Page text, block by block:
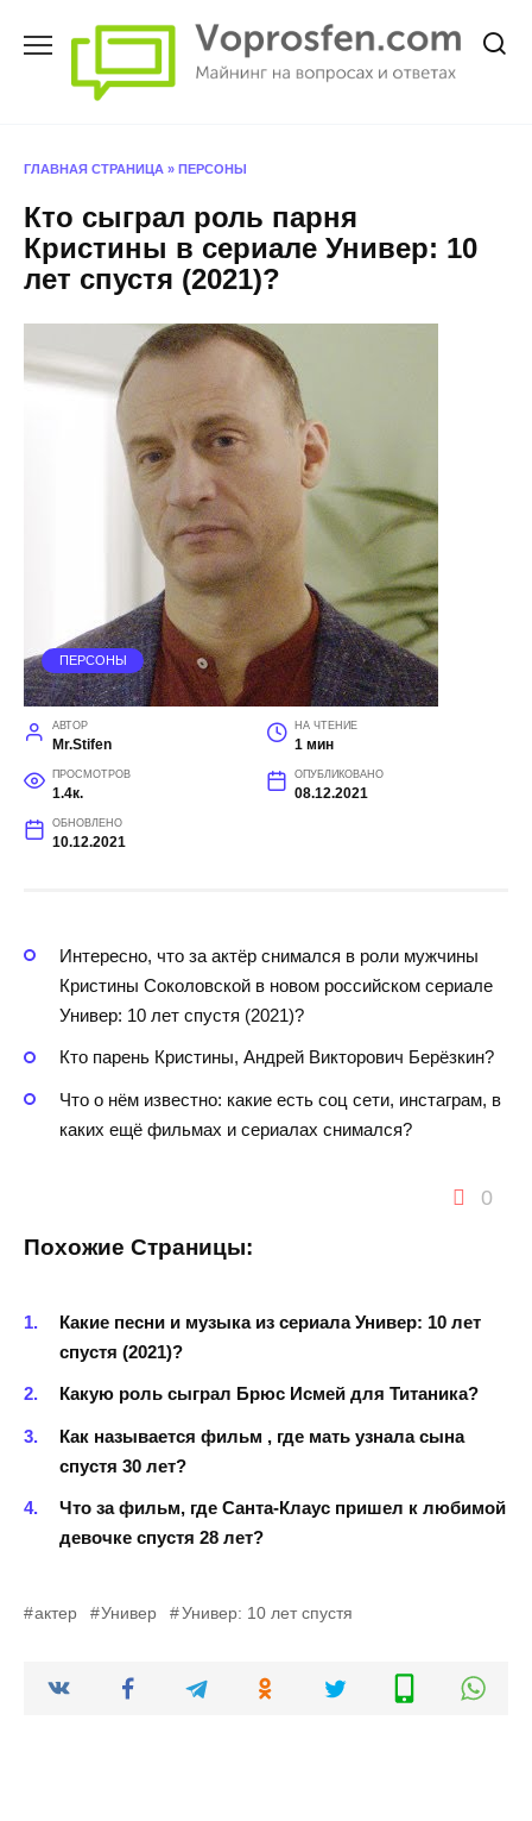
ГЛАВНАЯ СТРАНИЦА » ПЕРСОНЫ
Кто сыграл роль парня
Кристины в сериале Универ: 10
лет спустя (2021)?
ПЕРСОНЫ
АВТОР
Mr.Stifen
НА ЧТЕНИЕ
1 мин
ПРОСМОТРОВ
1.4к.
ОПУБЛИКОВАНО
08.12.2021
ОБНОВЛЕНО
10.12.2021
Интересно, что за актёр снимался в роли мужчины
Кристины Соколовской в новом российском сериале
Универ: 10 лет спустя (2021)?
Кто парень Кристины, Андрей Викторович Берёзкин?
Что о нём известно: какие есть соц сети, инстаграм, в
каких ещё фильмах и сериалах снимался?
0
Похожие Страницы:
Какие песни и музыка из сериала Универ: 10 лет
спустя (2021)?
Какую роль сыграл Брюс Исмей для Титаника?
Как называется фильм , где мать узнала сына
спустя 30 лет?
Что за фильм, где Санта-Клаус пришел к любимой
девочке спустя 28 лет?
актер Универ Универ: 10 лет спустя